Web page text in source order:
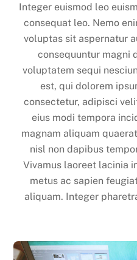
Integer euismod leo
consequat leo. Nemo
voluptas sit aspernatur
consequuntur magni
voluptatem sequi
est, qui dolorem
consectetur, adipisci
eius modi tempora
magnam aliquam
nisl non dapibus
Vivamus laoreet lacinia
metus ac sapien
aliquam. Integer